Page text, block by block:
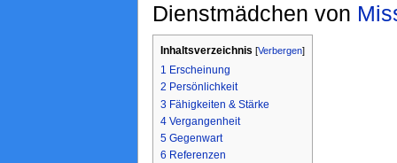
Dienstmädchen von
Inhaltsverzeichnis [Verbergen]
1 Erscheinung
2 Persönlichkeit
3 Fähigkeiten & Stärke
4 Vergangenheit
5 Gegenwart
6 Referenzen